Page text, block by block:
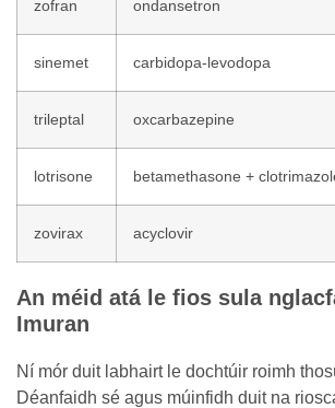
zofran ondansetron
sinemet carbidopa-levodopa
trileptal oxcarbazepine
lotrisone betamethasone +
zovirax acyclovir
An méid atá le fios sula
Imuran
Ní mór duit labhairt le dochtúir roimh
Déanfaidh sé agus múinfidh duit na